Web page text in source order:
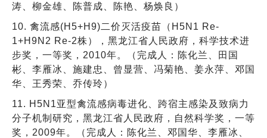
涛、柳金雄、陈普成、陈艳、杨焕良）
10. 禽流感(H5+H9)二价灭活疫苗（H5N1 Re-
1+H9N2 Re-2株），黑龙江省人民政府，科学技术进
步奖，一等奖，2010年。（完成人：陈化兰、田国
彬、李雁冰、施建忠、曾显营、冯菊艳、姜永萍、邓国
华、王秀荣、乔传玲）
11. H5N1亚型禽流感病毒进化、跨宿主感染及致病力
分子机制研究，黑龙江省人民政府，自然科学奖，一等
奖，2009年。（完成人：陈化兰、邓国华、李雁冰、